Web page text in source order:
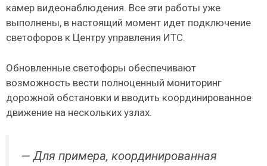
камер видеонаблюдения. Все эти работы уже
выполнены, в настоящий момент идет подключение
светофоров к Центру управления ИТС.
Обновленные светофоры обеспечивают
возможность вести полноценный мониторинг
дорожной обстановки и вводить координированное
движение на нескольких узлах.
— Для примера, координированная